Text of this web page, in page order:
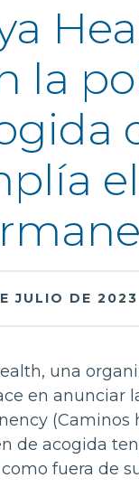
la
JULIO DE 2023
una
en anunciar
(Caminos
de acogida
fuera de